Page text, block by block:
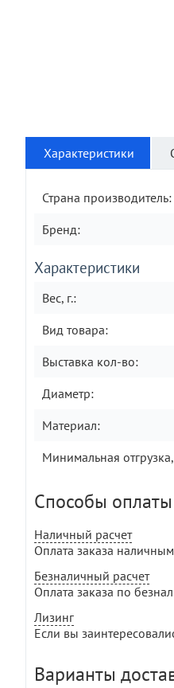
Характеристики
Страна производитель:
Бренд:
Характеристики
Вес, г.:
Вид товара:
Выставка кол-во:
Диаметр:
Материал:
Минимальная
Способы оплаты
Наличный расчет
Оплата заказа
Безналичный расчет
Оплата заказа по
Лизинг
Если вы
Варианты